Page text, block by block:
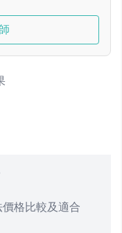
格比較及適合